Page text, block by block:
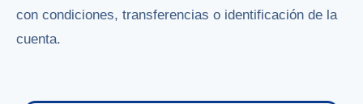
con condiciones, transferencias o identificación de la
cuenta.